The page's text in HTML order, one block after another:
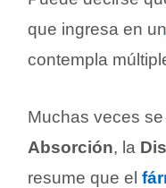
que ingresa en un
contempla
Muchas veces
Absorción, la
resume que el